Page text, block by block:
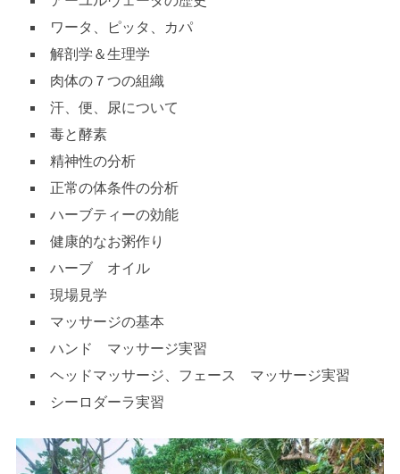
ワータ、ピッタ、カパ
解剖学＆生理学
肉体の７つの組織
汗、便、尿について
毒と酵素
精神性の分析
正常の体条件の分析
ハーブティーの効能
健康的なお粥作り
ハーブ オイル
現場見学
マッサージの基本
ハンド マッサージ実習
ヘッドマッサージ、フェース マッサージ実習
シーロダーラ実習